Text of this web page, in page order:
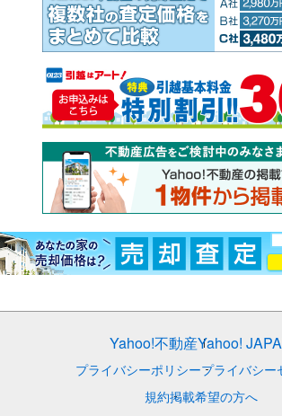
Yahoo!不動産Yahoo!
プライバシーポリシープライバシー
規約掲載希望の方へ